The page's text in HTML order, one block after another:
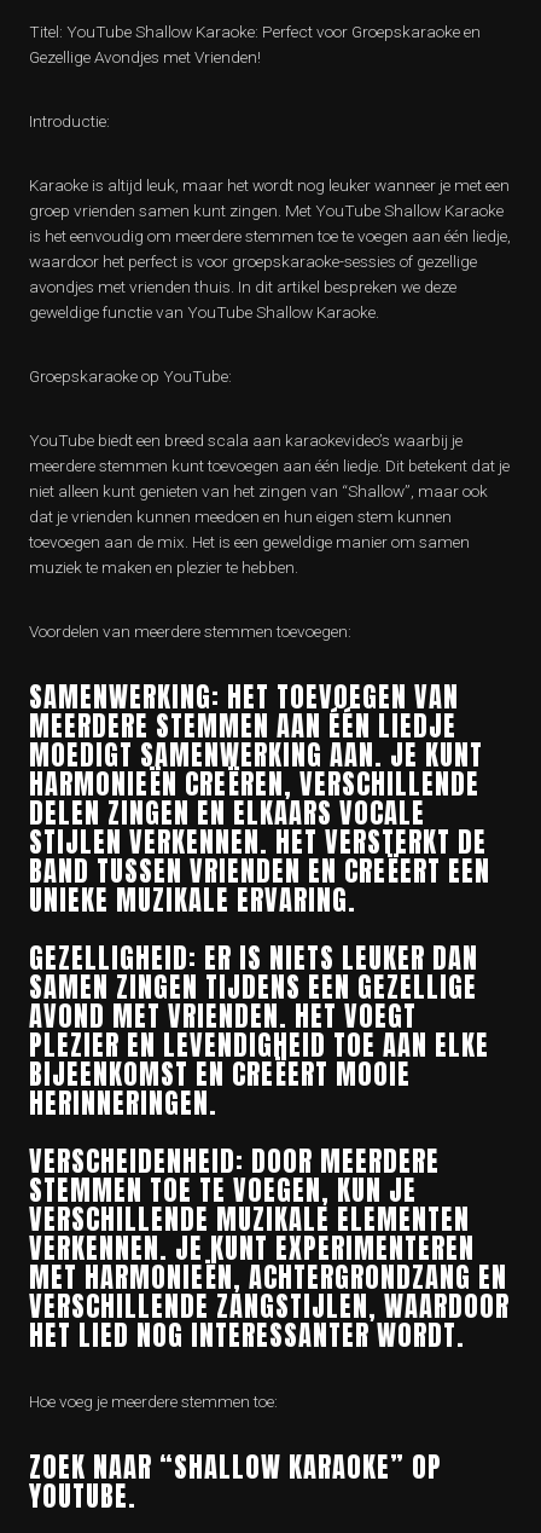
Titel: YouTube Shallow Karaoke: Perfect voor Groepskaraoke en
Gezellige Avondjes met Vrienden!
Introductie:
Karaoke is altijd leuk, maar het wordt nog leuker wanneer je met een
groep vrienden samen kunt zingen. Met YouTube Shallow Karaoke
is het eenvoudig om meerdere stemmen toe te voegen aan één liedje,
waardoor het perfect is voor groepskaraoke-sessies of gezellige
avondjes met vrienden thuis. In dit artikel bespreken we deze
geweldige functie van YouTube Shallow Karaoke.
Groepskaraoke op YouTube:
YouTube biedt een breed scala aan karaokevideo’s waarbij je
meerdere stemmen kunt toevoegen aan één liedje. Dit betekent dat je
niet alleen kunt genieten van het zingen van “Shallow”, maar ook
dat je vrienden kunnen meedoen en hun eigen stem kunnen
toevoegen aan de mix. Het is een geweldige manier om samen
muziek te maken en plezier te hebben.
Voordelen van meerdere stemmen toevoegen:
SAMENWERKING: HET TOEVOEGEN VAN
MEERDERE STEMMEN AAN ÉÉN LIEDJE
MOEDIGT SAMENWERKING AAN. JE KUNT
HARMONIEËN CREËREN, VERSCHILLENDE
DELEN ZINGEN EN ELKAARS VOCALE
STIJLEN VERKENNEN. HET VERSTERKT DE
BAND TUSSEN VRIENDEN EN CREËERT EEN
UNIEKE MUZIKALE ERVARING.
GEZELLIGHEID: ER IS NIETS LEUKER DAN
SAMEN ZINGEN TIJDENS EEN GEZELLIGE
AVOND MET VRIENDEN. HET VOEGT
PLEZIER EN LEVENDIGHEID TOE AAN ELKE
BIJEENKOMST EN CREËERT MOOIE
HERINNERINGEN.
VERSCHEIDENHEID: DOOR MEERDERE
STEMMEN TOE TE VOEGEN, KUN JE
VERSCHILLENDE MUZIKALE ELEMENTEN
VERKENNEN. JE KUNT EXPERIMENTEREN
MET HARMONIEËN, ACHTERGRONDZANG EN
VERSCHILLENDE ZANGSTIJLEN, WAARDOOR
HET LIED NOG INTERESSANTER WORDT.
Hoe voeg je meerdere stemmen toe:
ZOEK NAAR “SHALLOW KARAOKE” OP
YOUTUBE.